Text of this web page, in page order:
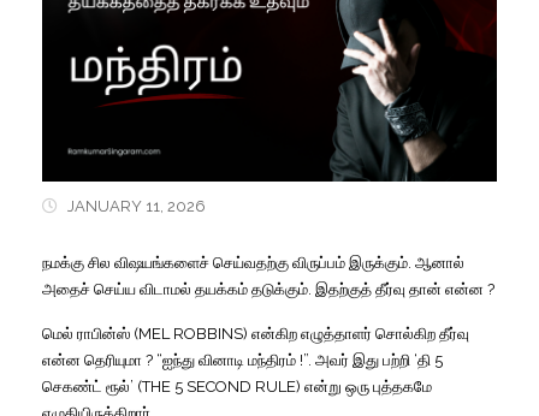
JANUARY 11, 2026
நமக்கு சில விஷயங்களைச் செய்வதற்கு விருப்பம் இருக்கும். ஆனால்
அதைச் செய்ய விடாமல் தயக்கம் தடுக்கும். இதற்குத் தீர்வு தான் என்ன ?
மெல் ராபின்ஸ் (MEL ROBBINS) என்கிற எழுத்தாளர் சொல்கிற தீர்வு
என்ன தெரியுமா ? “ஐந்து வினாடி மந்திரம் !”. அவர் இது பற்றி ‘தி 5
செகண்ட் ரூல்’ (THE 5 SECOND RULE) என்று ஒரு புத்தகமே